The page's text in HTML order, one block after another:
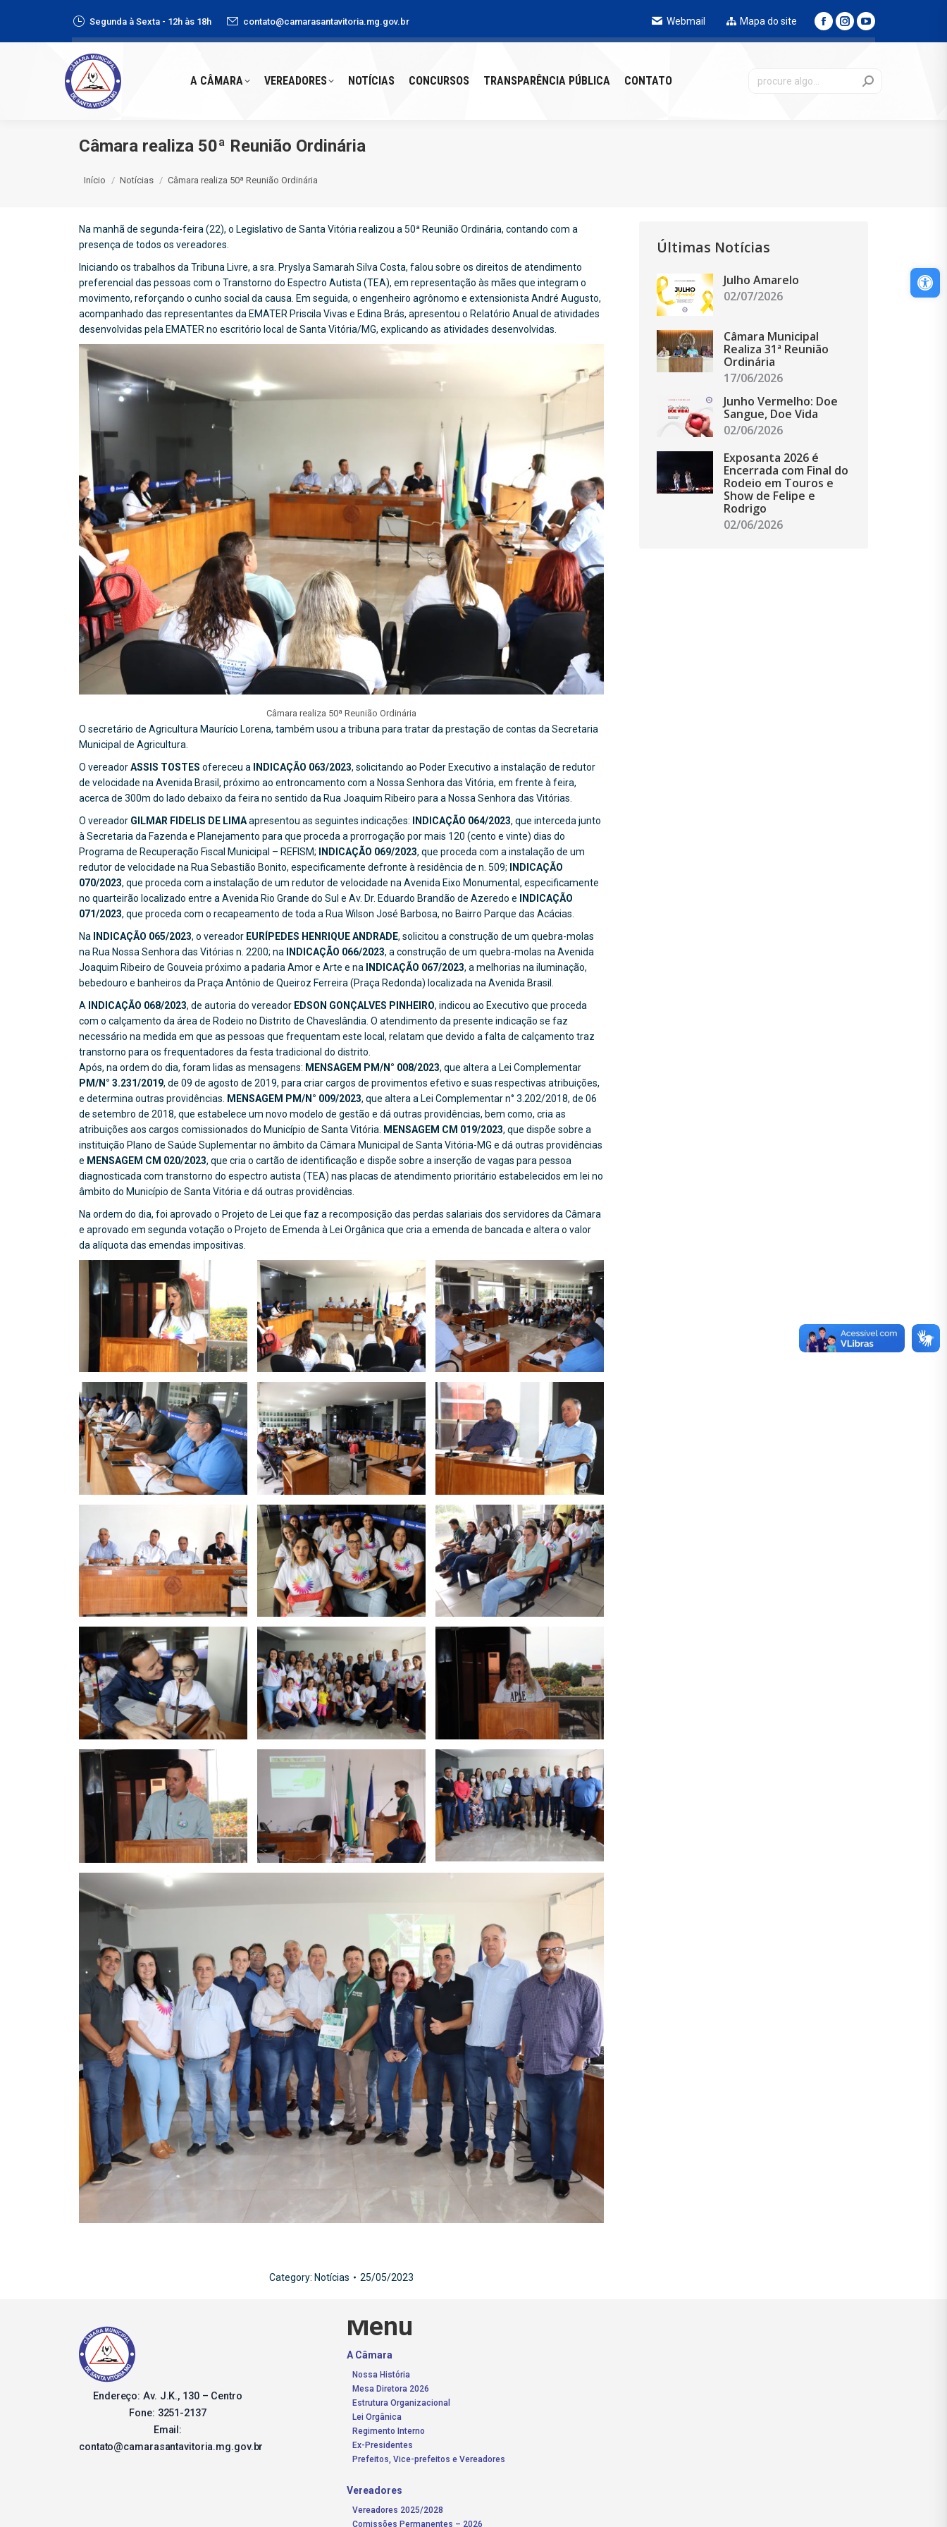
Segunda à Sexta - 12h às 18h contato@camarasantavitoria.mg.gov.br Webmail Mapa do site
A CÂMARA VEREADORES NOTÍCIAS CONCURSOS TRANSPARÊNCIA PÚBLICA CONTATO
Câmara realiza 50ª Reunião Ordinária
Início Notícias Câmara realiza 50ª Reunião Ordinária
Na manhã de segunda-feira (22), o Legislativo de Santa Vitória realizou a 50ª Reunião Ordinária, contando com a
presença de todos os vereadores.
Iniciando os trabalhos da Tribuna Livre, a sra. Pryslya Samarah Silva Costa, falou sobre os direitos de atendimento
preferencial das pessoas com o Transtorno do Espectro Autista (TEA), em representação às mães que integram o
movimento, reforçando o cunho social da causa. Em seguida, o engenheiro agrônomo e extensionista André Augusto,
acompanhado das representantes da EMATER Priscila Vivas e Edina Brás, apresentou o Relatório Anual de atividades
desenvolvidas pela EMATER no escritório local de Santa Vitória/MG, explicando as atividades desenvolvidas.
Câmara realiza 50ª Reunião Ordinária
O secretário de Agricultura Maurício Lorena, também usou a tribuna para tratar da prestação de contas da Secretaria
Municipal de Agricultura.
O vereadorASSIS TOSTES ofereceu a INDICAÇÃO 063/2023, solicitando ao Poder Executivo a instalação de redutor
de velocidade na Avenida Brasil, próximo ao entroncamento com a Nossa Senhora das Vitória, em frente à feira,
acerca de 300m do lado debaixo da feira no sentido da Rua Joaquim Ribeiro para a Nossa Senhora das Vitórias.
O vereador GILMAR FIDELIS DE LIMAapresentou as seguintes indicações: INDICAÇÃO 064/2023, que interceda junto
à Secretaria da Fazenda e Planejamento para que proceda a prorrogação por mais 120 (cento e vinte) dias do
Programa de Recuperação Fiscal Municipal – REFISM;
INDICAÇÃO 069/2023, que proceda com a instalação de um
redutor de velocidade na Rua Sebastião Bonito, especificamente defronte à residência de n. 509;
INDICAÇÃO
070/2023, que proceda com a instalação de um redutor de velocidade na Avenida Eixo Monumental, especificamente
no quarteirão localizado entre a Avenida Rio Grande do Sul e Av. Dr. Eduardo Brandão de Azeredo e
INDICAÇÃO
071/2023, que proceda com o recapeamento de toda a Rua Wilson José Barbosa, no Bairro Parque das Acácias.
Na
INDICAÇÃO 065/2023, o vereador EURÍPEDES HENRIQUE ANDRADE, solicitou a construção de um quebra-molas
na Rua Nossa Senhora das Vitórias n. 2200; na
INDICAÇÃO 066/2023, a construção de um quebra-molas na Avenida
Joaquim Ribeiro de Gouveia próximo a padaria Amor e Arte e na
INDICAÇÃO 067/2023, a melhorias na iluminação,
bebedouro e banheiros da Praça Antônio de Queiroz Ferreira (Praça Redonda) localizada na Avenida Brasil.
A
INDICAÇÃO 068/2023, de autoria do vereador EDSON GONÇALVES PINHEIRO, indicou ao Executivo que proceda
com o calçamento da área de Rodeio no Distrito de Chaveslândia. O atendimento da presente indicação se faz
necessário na medida em que as pessoas que frequentam este local, relatam que devido a falta de calçamento traz
transtorno para os frequentadores da festa tradicional do distrito.
Após, na ordem do dia, foram lidas as mensagens: MENSAGEM PM/N° 008/2023, que altera a Lei Complementar
PM/N° 3.231/2019, de 09 de agosto de 2019, para criar cargos de provimentos efetivo e suas respectivas atribuições,
e determina outras providências.
MENSAGEM PM/N° 009/2023, que altera a Lei Complementar n° 3.202/2018, de 06
de setembro de 2018, que estabelece um novo modelo de gestão e dá outras providências, bem como, cria as
atribuições aos cargos comissionados do Município de Santa Vitória.
MENSAGEM CM 019/2023, que dispõe sobre a
instituição Plano de Saúde Suplementar no âmbito da Câmara Municipal de Santa Vitória-MG e dá outras providências
e MENSAGEM CM 020/2023, que cria o cartão de identificação e dispõe sobre a inserção de vagas para pessoa
diagnosticada com transtorno do espectro autista (TEA) nas placas de atendimento prioritário estabelecidos em lei no
âmbito do Município de Santa Vitória e dá outras providências.
Na ordem do dia, foi aprovado o Projeto de Lei que faz a recomposição das perdas salariais dos servidores da Câmara
e aprovado em segunda votação o Projeto de Emenda à Lei Orgânica que cria a emenda de bancada e altera o valor
da alíquota das emendas impositivas.
Category: Notícias 25/05/2023
Últimas Notícias
Julho Amarelo
02/07/2026
Câmara Municipal
Realiza 31ª Reunião
Ordinária
17/06/2026
Junho Vermelho: Doe
Sangue, Doe Vida
02/06/2026
Exposanta 2026 é
Encerrada com Final do
Rodeio em Touros e
Show de Felipe e
Rodrigo
02/06/2026
Endereço: Av. J.K., 130 – Centro
Fone: 3251-2137
Email:
contato@camarasantavitoria.mg.gov.br
Menu
A Câmara
Nossa História
Mesa Diretora 2026
Estrutura Organizacional
Lei Orgânica
Regimento Interno
Ex-Presidentes
Prefeitos, Vice-prefeitos e Vereadores
Vereadores
Vereadores 2025/2028
Comissões Permanentes – 2026
A CÂMARA VEREADORES NOTÍCIAS CONCURSOS CONTATO